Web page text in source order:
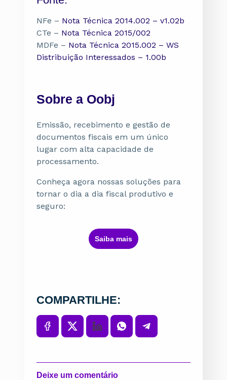
NFe – Nota Técnica 2014.002 – v1.02b
CTe – Nota Técnica 2015/002
MDFe – Nota Técnica 2015.002 – WS
Distribuição Interessados – 1.00b
Sobre a Oobj
Emissão, recebimento e gestão de
documentos fiscais em um único
lugar com alta capacidade de
processamento.
Conheça agora nossas soluções para
tornar o dia a dia fiscal produtivo e
seguro:
ㅤSaiba maisㅤ
COMPARTILHE:
Deixe um comentário